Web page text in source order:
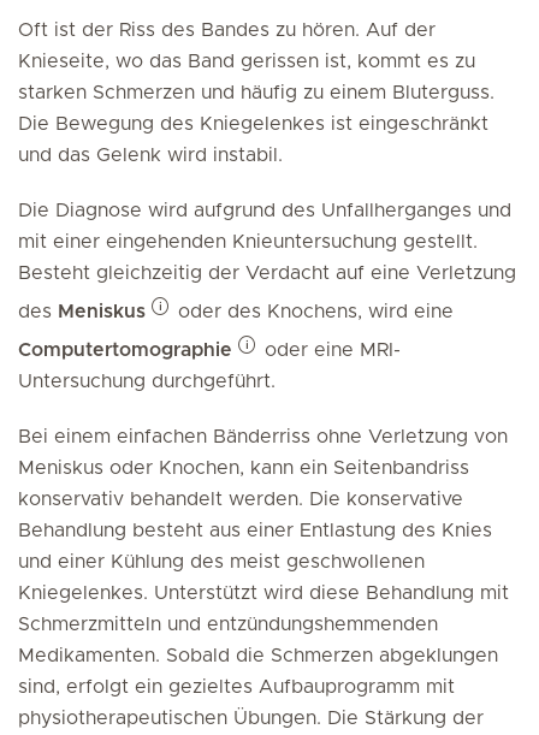
Oft ist der Riss des Bandes zu hören. Auf der
Knieseite, wo das Band gerissen ist, kommt es zu
starken Schmerzen und häufig zu einem Bluterguss.
Die Bewegung des Kniegelenkes ist eingeschränkt
und das Gelenk wird instabil.
Die Diagnose wird aufgrund des Unfallherganges und
mit einer eingehenden Knieuntersuchung gestellt.
Besteht gleichzeitig der Verdacht auf eine Verletzung
des Meniskus
oder des Knochens, wird eine
Computertomographie
oder eine MRI-
Untersuchung durchgeführt.
Bei einem einfachen Bänderriss ohne Verletzung von
Meniskus oder Knochen, kann ein Seitenbandriss
konservativ behandelt werden. Die konservative
Behandlung besteht aus einer Entlastung des Knies
und einer Kühlung des meist geschwollenen
Kniegelenkes. Unterstützt wird diese Behandlung mit
Schmerzmitteln und entzündungshemmenden
Medikamenten. Sobald die Schmerzen abgeklungen
sind, erfolgt ein gezieltes Aufbauprogramm mit
physiotherapeutischen Übungen. Die Stärkung der